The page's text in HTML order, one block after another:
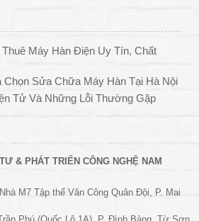
Máy Hàn Điện Uy Tín, Chất
Chọn Sửa Chữa Máy Hàn Tại Hà Nội
Tử Và Những Lỗi Thường Gặp
& PHÁT TRIỂN CÔNG NGHỆ NAM
M7 Tập thể Văn Công Quân Đội, P. Mai